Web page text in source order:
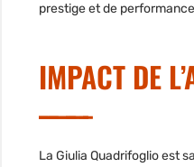
prestige et de
IMPACT DE
La Giulia Quadrifoglio est